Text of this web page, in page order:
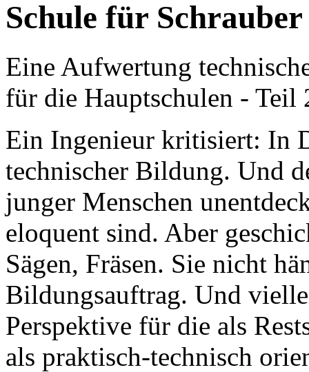
Schule für Schrauber
Eine Aufwertung
für die Hauptschulen -
Ein Ingenieur kritisiert: In
technischer Bildung. Und
junger Menschen
eloquent sind. Aber
Sägen, Fräsen. Sie nicht
Bildungsauftrag. Und
Perspektive für die als
als praktisch-technisch